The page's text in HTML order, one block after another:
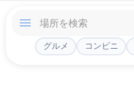
グルメ コンビニ